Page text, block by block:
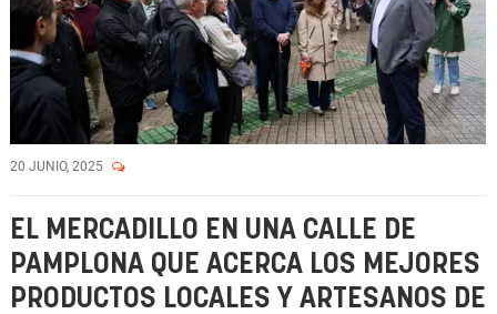
20 JUNIO, 2025
EL MERCADILLO EN UNA CALLE DE
PAMPLONA QUE ACERCA LOS MEJORES
PRODUCTOS LOCALES Y ARTESANOS DE